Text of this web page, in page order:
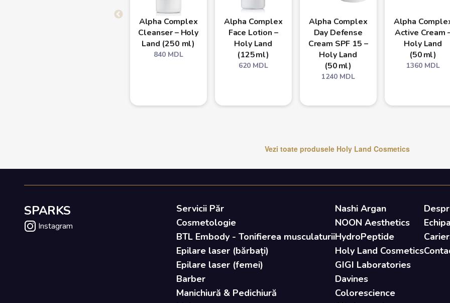
Alpha Complex
Cleanser – Holy
Land (250 ml)
840MDL
Alpha Complex
Face Lotion –
Holy Land
(125 ml)
620MDL
Alpha Complex
Day Defense
Cream SPF 15 –
Holy Land
(50 ml)
1240MDL
Alpha
Active Cream
Holy Land
(50 ml)
1360MDL
Vezi toate produsele Holy Land Cosmetics
SPARKS
Instagram
Servicii Păr
Cosmetologie
BTL Embody - Tonifierea musculaturii
Epilare laser (bărbați)
Epilare laser (femei)
Barber
Manichiură & Pedichiură
Nashi Argan
NOON Aesthetics
HydroPeptide
Holy Land Cosmetics
GIGI Laboratories
Davines
Colorescience
Echipa